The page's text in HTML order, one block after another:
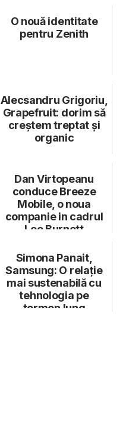
O nouă identitate
pentru Zenith
Alecsandru Grigoriu,
Grapefruit: dorim să
creștem treptat și
organic
Dan Virtopeanu
conduce Breeze
Mobile, o noua
companie in cadrul
Leo Burnett
Simona Panait,
Samsung: O relație
mai sustenabilă cu
tehnologia pe
termen lung